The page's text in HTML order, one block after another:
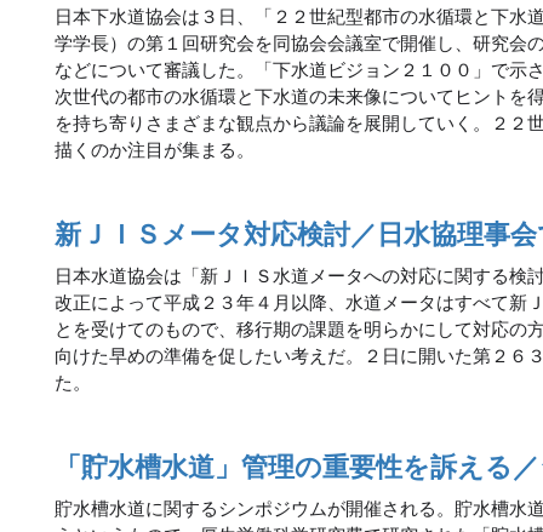
日本下水道協会は３日、「２２世紀型都市の水循環と下水
学学長）の第１回研究会を同協会会議室で開催し、研究会
などについて審議した。「下水道ビジョン２１００」で示
次世代の都市の水循環と下水道の未来像についてヒントを
を持ち寄りさまざまな観点から議論を展開していく。２２
描くのか注目が集まる。
新ＪＩＳメータ対応検討／日水協理事
日本水道協会は「新ＪＩＳ水道メータへの対応に関する検
改正によって平成２３年４月以降、水道メータはすべて新
とを受けてのもので、移行期の課題を明らかにして対応の
向けた早めの準備を促したい考えだ。２日に開いた第２６
た。
「貯水槽水道」管理の重要性を訴える
貯水槽水道に関するシンポジウムが開催される。貯水槽水